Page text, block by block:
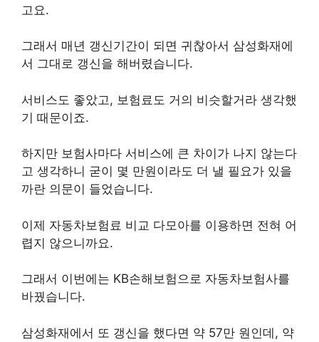
고요.
그래서 매년 갱신기간이 되면 귀찮아서 삼성화재에
서 그대로 갱신을 해버렸습니다.
서비스도 좋았고, 보험료도 거의 비슷할거라 생각했
기 때문이죠.
하지만 보험사마다 서비스에 큰 차이가 나지 않는다
고 생각하니 굳이 몇 만원이라도 더 낼 필요가 있을
까란 의문이 들었습니다.
이제 자동차보험료 비교 다모아를 이용하면 전혀 어
렵지 않으니까요.
그래서 이번에는 KB손해보험으로 자동차보험사를
바꿨습니다.
삼성화재에서 또 갱신을 했다면 약 57만 원인데, 약